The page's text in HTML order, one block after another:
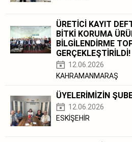
ÜRETİCİ KAYIT
BİTKİ KORUMA
BİLGİLENDİRME
GERÇEKLEŞTİRİLDİ!
12.06.2026
KAHRAMANMARAŞ
ÜYELERİMİZİN
12.06.2026
ESKİŞEHİR